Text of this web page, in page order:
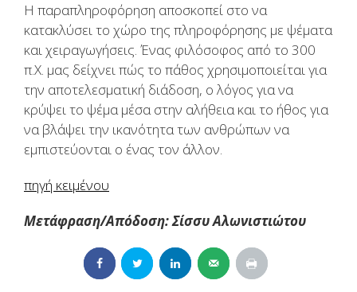
Η παραπληροφόρηση αποσκοπεί στο να
κατακλύσει το χώρο της πληροφόρησης με ψέματα
και χειραγωγήσεις. Ένας φιλόσοφος από το 300
π.Χ. μας δείχνει πώς το πάθος χρησιμοποιείται για
την αποτελεσματική διάδοση, ο λόγος για να
κρύψει το ψέμα μέσα στην αλήθεια και το ήθος για
να βλάψει την ικανότητα των ανθρώπων να
εμπιστεύονται ο ένας τον άλλον.
πηγή κειμένου
Μετάφραση/Απόδοση: Σίσσυ Αλωνιστιώτου